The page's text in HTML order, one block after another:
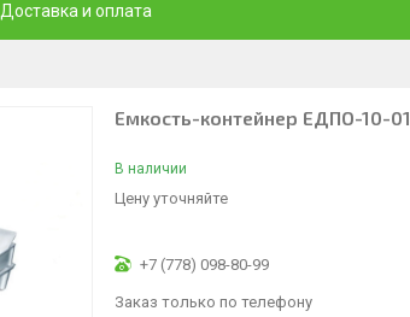
Доставка и оплата
Емкость-контейнер ЕДПО-10-01
В наличии
Цену уточняйте
+7 (778) 098-80-99
Заказ только по телефону